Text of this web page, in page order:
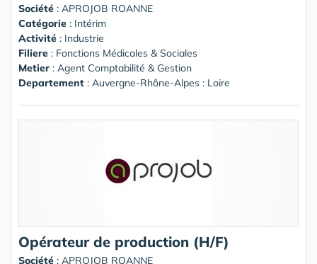
Société : APROJOB ROANNE
Catégorie : Intérim
Activité : Industrie
Filiere : Fonctions Médicales & Sociales
Metier : Agent Comptabilité & Gestion
Departement : Auvergne-Rhône-Alpes : Loire
Opérateur de production (H/F)
Société : APROJOB ROANNE